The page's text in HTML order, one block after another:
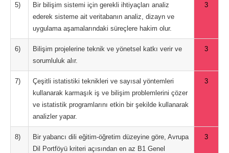
5)
Bir bilişim sistemi için gerekli ihtiyaçları analiz
ederek sisteme ait veritabanın analiz, dizayn ve
uygulama aşamalarındaki süreçlere hakim olur.
3
6)
Bilişim projelerine teknik ve yönetsel katkı verir ve
sorumluluk alır.
3
7)
Çeşitli istatistiki teknikleri ve sayısal yöntemleri
kullanarak karmaşık iş ve bilişim problemlerini çözer
ve istatistik programlarını etkin bir şekilde kullanarak
analizler yapar.
3
8)
Bir yabancı dili eğitim-öğretim düzeyine göre, Avrupa
Dil Portföyü kriteri açısından en az B1 Genel
3